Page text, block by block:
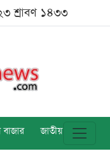
শ্রাবণ ১৪৩৩
বাজার জাতীয় বিশ্ব